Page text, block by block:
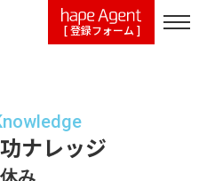
[ 登録フォーム ]
ナレッジ
み